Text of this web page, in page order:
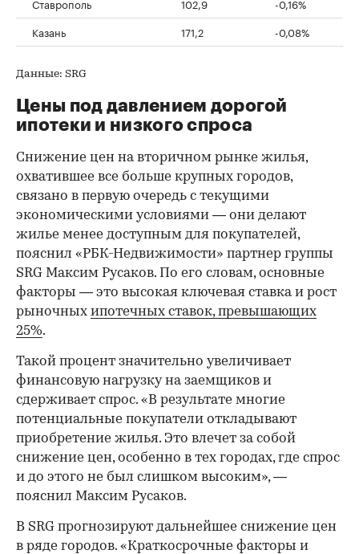
Казань
171,2 -0,08%
Данные: SRG
Цены под давлением дорогой
ипотеки и низкого спроса
Снижение цен на вторичном рынке жилья,
охватившее все больше крупных городов,
связано в первую очередь с текущими
экономическими условиями — они делают
жилье менее доступным для покупателей,
пояснил «РБК-Недвижимости» партнер группы
SRG Максим Русаков. По его словам, основные
факторы — это высокая ключевая ставка и рост
рыночных ипотечных ставок, превышающих
25%.
Такой процент значительно увеличивает
финансовую нагрузку на заемщиков и
сдерживает спрос. «В результате многие
потенциальные покупатели откладывают
приобретение жилья. Это влечет за собой
снижение цен, особенно в тех городах, где спрос
и до этого не был слишком высоким», —
пояснил Максим Русаков.
В SRG прогнозируют дальнейшее снижение цен
в ряде городов. «Краткосрочные факторы и